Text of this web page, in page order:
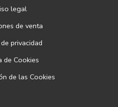
DEPORTIVAS ESTEBAN
la política de privacidad de
proteccion-de-datos
legal
de venta
privacidad
de Cookies
de las Cookies